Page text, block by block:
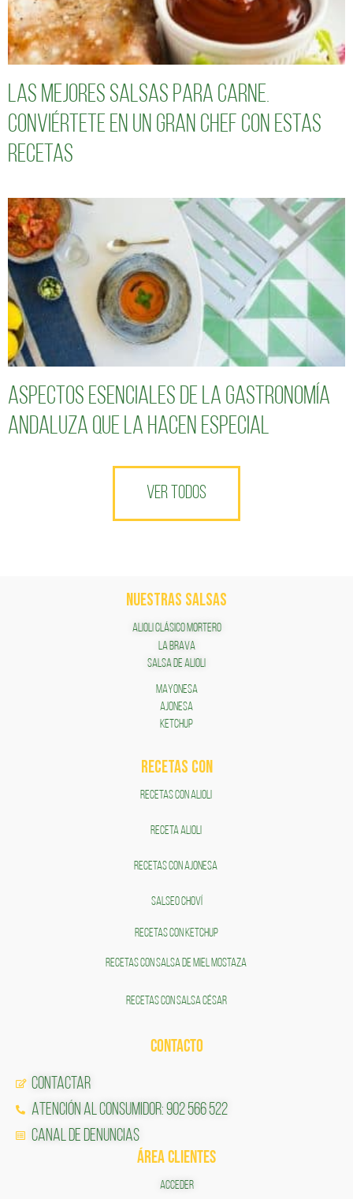
Las mejores salsas para carne.
Conviértete en un gran chef con estas
recetas
Aspectos esenciales de la gastronomía
andaluza que la hacen especial
VER TODOS
NUESTRAS SALSAS
ALIOLI CLÁSICO MORTERO
LA BRAVA
SALSA DE ALIOLI
MAYONESA
AJONESA
KETCHUP
RECETAS COn
RECETAS CON ALIOLI
RECETA ALIOLI
RECETAS CON AJONESA
SALSEO CHOVÍ
RECETAS CON KETCHUP
RECETAS CON SALSA DE MIEL MOSTAZA
RECETAS CON SALSA CÉSAR
CONTACTO
Contactar
Atención al Consumidor: 902 566 522
Canal de Denuncias
ÁREA CLIENTES
ACCEDER